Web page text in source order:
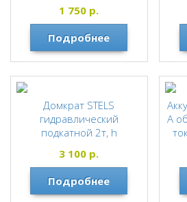
QUATTRO ELEMENTI
1 750 р.
Подробнее
Домкрат STELS
гидравлический
подкатной 2т, h
STELS
3 100 р.
Подробнее
А